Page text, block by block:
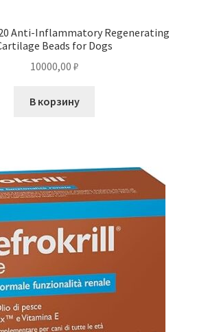
Anti-Inflammatory Regenerating
Beads for Dogs
10000,00 ₽
В корзину